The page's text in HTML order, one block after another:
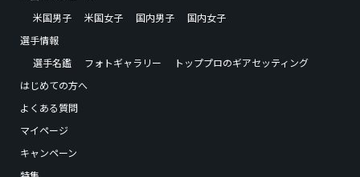
米国男子
米国女子 国内男子
国内女子
選手情報
選手名鑑
フォトギャラリー
トッププロのギアセッティング
はじめての方へ
よくある質問
マイページ
キャンペーン